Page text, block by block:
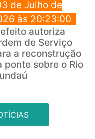
de Julho de
às 20:23:00
autoriza
de Serviço
a reconstrução
ponte sobre o Rio